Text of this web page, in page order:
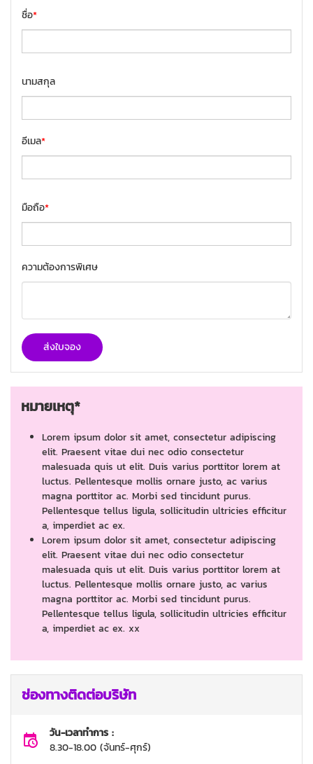
ชื่อ*
นามสกุล
อีเมล*
มือถือ*
ความต้องการพิเศษ
ส่งใบจอง
หมายเหตุ*
Lorem ipsum dolor sit amet, consectetur adipiscing
elit. Praesent vitae dui nec odio consectetur
malesuada quis ut elit. Duis varius porttitor lorem at
luctus. Pellentesque mollis ornare justo, ac varius
magna porttitor ac. Morbi sed tincidunt purus.
Pellentesque tellus ligula, sollicitudin ultricies efficitur
a, imperdiet ac ex.
Lorem ipsum dolor sit amet, consectetur adipiscing
elit. Praesent vitae dui nec odio consectetur
malesuada quis ut elit. Duis varius porttitor lorem at
luctus. Pellentesque mollis ornare justo, ac varius
magna porttitor ac. Morbi sed tincidunt purus.
Pellentesque tellus ligula, sollicitudin ultricies efficitur
a, imperdiet ac ex. xx
ช่องทางติดต่อบริษัท
วัน-เวลาทำการ :
8.30-18.00 (จันทร์-ศุกร์)